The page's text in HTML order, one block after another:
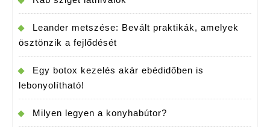
Leander metszése: Bevált praktikák, amelyek
ösztönzik a fejlődését
Egy botox kezelés akár ebédidőben is
lebonyolítható!
Milyen legyen a konyhabútor?